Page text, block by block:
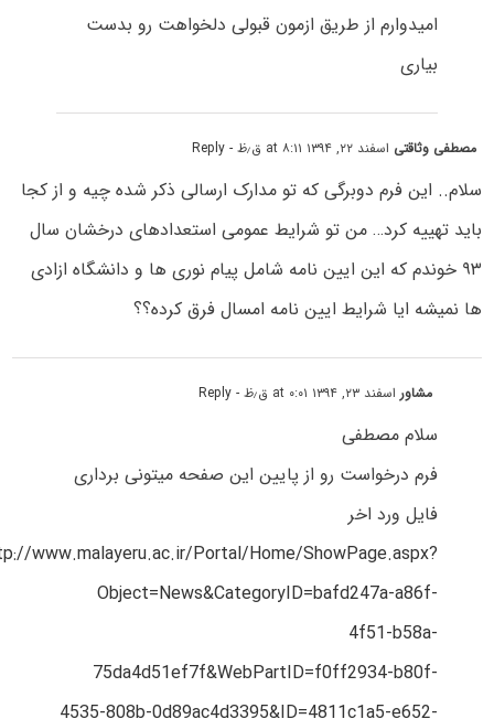
امیدوارم از طریق ازمون قبولی دلخواهت رو بدست
بیاری
مصطفی وثاقتی اسفند ۲۲, ۱۳۹۴ at ۸:۱۱ ق٫ظ - Reply
سلام.. این فرم دوبرگی که تو مدارک ارسالی ذکر شده چیه و از کجا
باید تهییه کرد… من تو شرایط عمومی استعدادهای درخشان سال
۹۳ خوندم که این ایین نامه شامل پیام نوری ها و دانشگاه ازادی
ها نمیشه ایا شرایط ایین نامه امسال فرق کرده؟؟
مشاوراسفند ۲۳, ۱۳۹۴ at ۰:۰۱ ق٫ظ - Reply
سلام مصطفی
فرم درخواست رو از پایین این صفحه میتونی برداری
فایل ورد اخر
www.malayeru.ac.ir/Portal/Home/ShowPage.aspx?
Object=News&CategoryID=bafd247a-a86f-
4f51-b58a-
75da4d51ef7f&WebPartID=f0ff2934-b80f-
4535-808b-0d89ac4d3395&ID=4811c1a5-e652-